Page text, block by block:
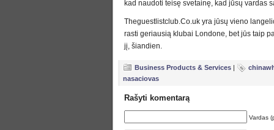
kad naudoti teisę svetainę, kad jūsų vardas
Theguestlistclub.Co.uk yra jūsų vieno
rasti geriausią klubai Londone, bet jūs taip
jį, šiandien.
Business Products & Services |
nasaciovas
Rašyti komentarą
Vardas